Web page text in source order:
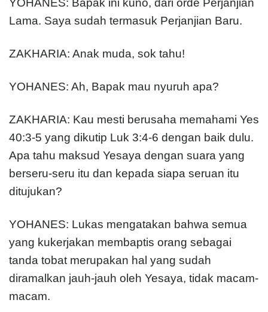
YOHANES: Bapak ini kuno, dari orde Perjanjian
Lama. Saya sudah termasuk Perjanjian Baru.
ZAKHARIA: Anak muda, sok tahu!
YOHANES: Ah, Bapak mau nyuruh apa?
ZAKHARIA: Kau mesti berusaha memahami Yes
40:3-5 yang dikutip Luk 3:4-6 dengan baik dulu.
Apa tahu maksud Yesaya dengan suara yang
berseru-seru itu dan kepada siapa seruan itu
ditujukan?
YOHANES: Lukas mengatakan bahwa semua
yang kukerjakan membaptis orang sebagai
tanda tobat merupakan hal yang sudah
diramalkan jauh-jauh oleh Yesaya, tidak macam-
macam.